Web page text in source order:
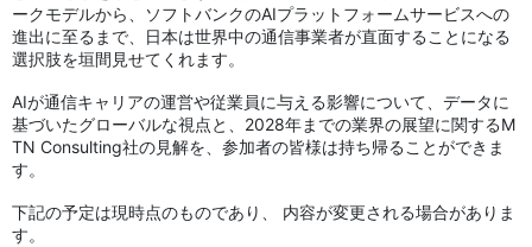
ークモデルから、ソフトバンクのAIプラットフォームサービスへの
進出に至るまで、日本は世界中の通信事業者が直面することになる
選択肢を垣間見せてくれます。
AIが通信キャリアの運営や従業員に与える影響について、データに
基づいたグローバルな視点と、2028年までの業界の展望に関するM
TN Consulting社の見解を、参加者の皆様は持ち帰ることができま
す。
下記の予定は現時点のものであり、 内容が変更される場合がありま
す。